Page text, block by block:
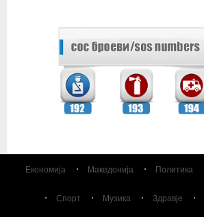
Економија Македонија Политика
Спорт Музика Здравје